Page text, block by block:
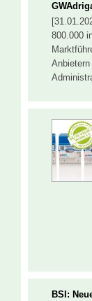
800.000
BSI: